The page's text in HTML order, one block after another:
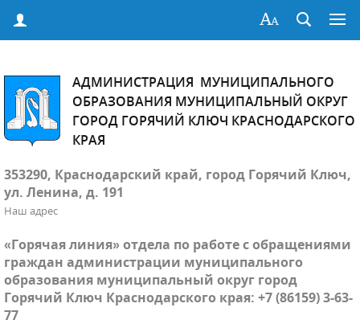
АДМИНИСТРАЦИЯ МУНИЦИПАЛЬНОГО
ОБРАЗОВАНИЯ МУНИЦИПАЛЬНЫЙ ОКРУГ
ГОРОД ГОРЯЧИЙ КЛЮЧ КРАСНОДАРСКОГО
КРАЯ
353290, Краснодарский край, город Горячий Ключ,
ул. Ленина, д. 191
Наш адрес
«Горячая линия» отдела по работе с обращениями
граждан администрации муниципального
образования муниципальный округ город
Горячий Ключ Краснодарского края: +7 (86159) 3-63-
77